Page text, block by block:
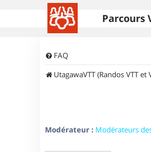
Parcours
FAQ
UtagawaVTT (Randos VTT et
Modérateur : Modérateurs